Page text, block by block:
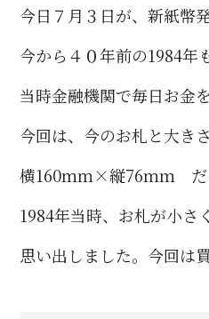
今日７月３日が、新紙幣
今から４０年前の1984年
当時金融機関で毎日お金
今回は、今のお札と大き
横160ｍｍ×縦76ｍｍ だ
1984年当時、お札が小さ
思い出しました。今回は